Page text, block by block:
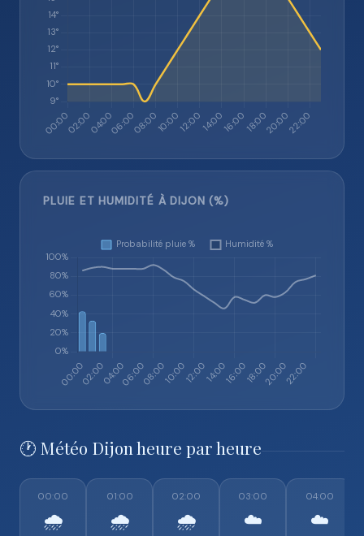
PLUIE ET HUMIDITÉ À DIJON (%)
🕐 Météo Dijon heure par heure
00:00
🌧️
01:00
🌧️
02:00
🌧️
03:00
☁️
04:00
☁️